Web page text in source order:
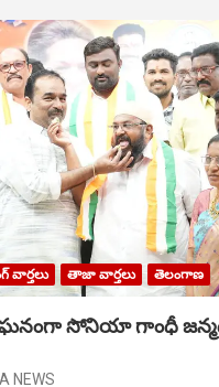
వార్తలు తాజా వార్తలు తెలంగాణ
ఘ‌నంగా సోనియా గాంధీ
NEWS